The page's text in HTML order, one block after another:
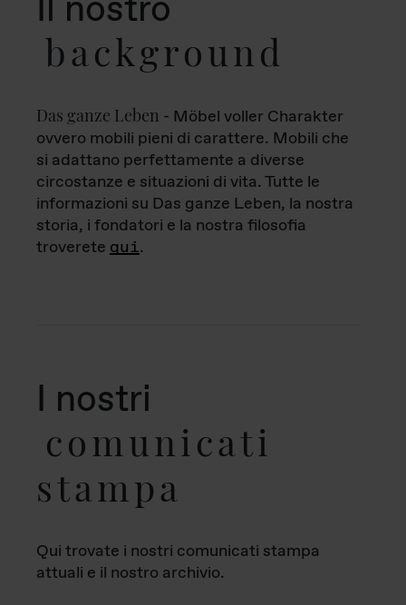
background
Das ganze Leben - Möbel voller Charakter
ovvero mobili pieni di carattere. Mobili che
si adattano perfettamente a diverse
circostanze e situazioni di vita. Tutte le
informazioni su Das ganze Leben, la nostra
storia, i fondatori e la nostra filosofia
troverete qui.
I nostri
comunicati
stampa
Qui trovate i nostri comunicati stampa
attuali e il nostro archivio.